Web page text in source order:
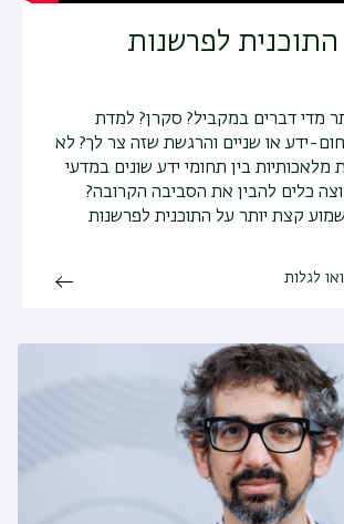
לפרשנות
מדי דברים במקביל? סקרן? למדת
ידע או שניים והרגשת שזה צר לך? לא
מלאכותיות בין תחומי ידע שונים במדעי
כלים להבין את הסביבה הקרובה?
קצת יותר על התוכנית לפרשנות
לגלות